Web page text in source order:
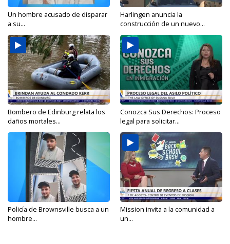
Un hombre acusado de disparar
a su...
Harlingen anuncia la
construcción de un nuevo...
Bombero de Edinburg relata los
daños mortales...
Conozca Sus Derechos: Proceso
legal para solicitar...
Policía de Brownsville busca a un
hombre...
Mission invita a la comunidad a
un...